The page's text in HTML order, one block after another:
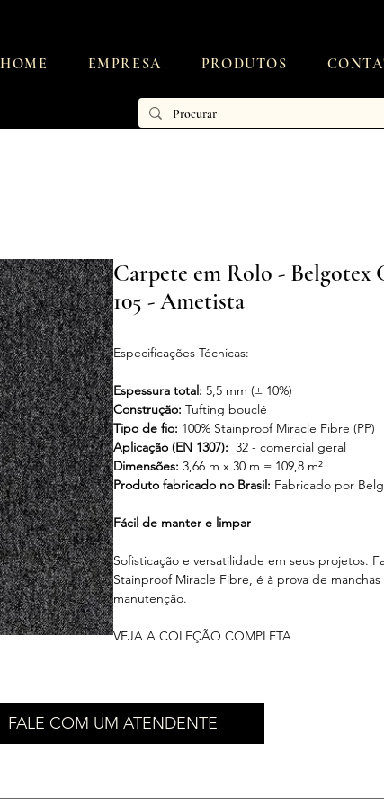
HOME EMPRESA PRODUTOS
FALE COM UM ATENDENTE
Carpete em Rolo - Belgotex
105 - Ametista
Especificações Técnicas:
Espessura total: 5,5 mm (± 10%)
Construção: Tufting bouclé
Tipo de fio: 100% Stainproof Miracle Fibre (PP)
Aplicação (EN 1307): 32 - comercial geral
Dimensões: 3,66 m x 30 m = 109,8 m²
Produto fabricado no Brasil: Fabricado por
Fácil de manter e limpar
Sofisticação e versatilidade em seus projetos.
Stainproof Miracle Fibre, é à prova de
manutenção.
VEJA A COLEÇÃO COMPLETA